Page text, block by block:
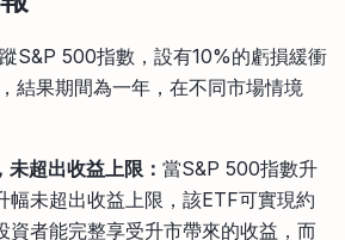
S&P 500指數，設有10%的虧損緩衝
結果期間為一年，在不同市場情境
超出收益上限： 當S&P 500指數升
幅未超出收益上限，該ETF可實現約
資者能完整享受升市帶來的收益，而